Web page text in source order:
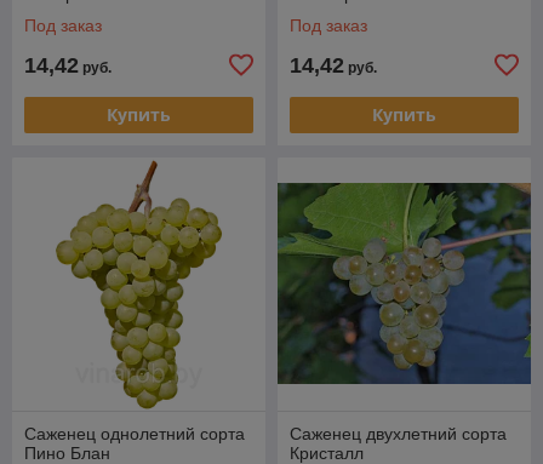
Под заказ
14,42 руб.
Купить
Под заказ
14,42 руб.
Купить
Саженец однолетний сорта
Пино Блан
Саженец двухлетний сорта
Кристалл